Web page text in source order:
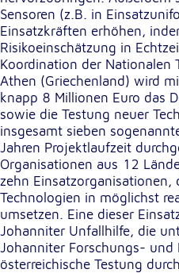
Sensoren (z.B. in
Einsatzkräften erhöhen,
Risikoeinschätzung in
Koordination der Nationalen
Athen (Griechenland) wird
knapp 8 Millionen Euro das
sowie die Testung neuer
insgesamt sieben
Jahren Projektlaufzeit
Organisationen aus 12
zehn Einsatzorganisationen,
Technologien in möglichst
umsetzen. Eine dieser
Johanniter Unfallhilfe, die
Johanniter Forschungs-
österreichische Testung
YouTube
Anbieter:
Google LLC
Zweck:
Einbinden und
Google Maps
Name:
NID
Anbieter:
Google LLC